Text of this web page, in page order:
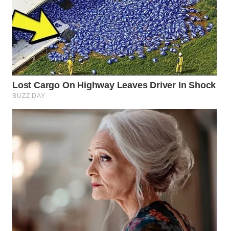
TAPANULI
UTARA
WN
SAMOSIR
WN
PADANG
WN
SUMEDANG
WN
CIANJUR
KEPULAUAN
SERIBU